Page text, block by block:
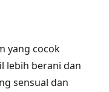
yang cocok
lebih berani dan
sensual dan